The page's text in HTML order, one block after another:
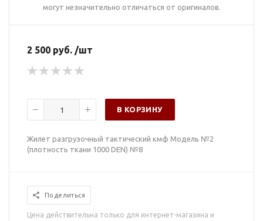
могут незначительно отличаться от оригиналов.
2 500 руб. /шт
В КОРЗИНУ
Жилет разгрузочный тактический кмф Модель №2
(плотность ткани 1000 DEN) №8
Поделиться
Цена действительна только для интернет-магазина и